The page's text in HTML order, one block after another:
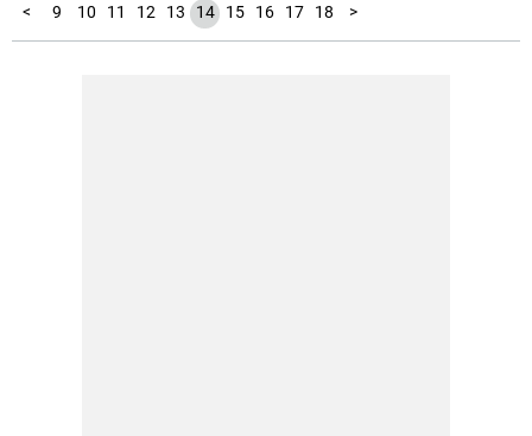
<
1
2
3
4
5
6
7
8 9 10 11 12 13 14 15 16 17 18
19
20
21
22
23
24
25
26
27
28
29
30
31
32
33
34
35
36 >